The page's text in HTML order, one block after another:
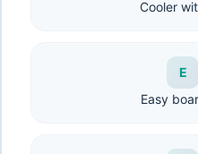
Cooler
E
Easy